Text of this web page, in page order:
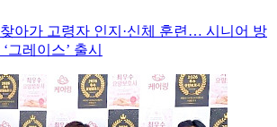
아가 고령자 인지·신체 훈련… 시니어 방
그레이스’ 출시